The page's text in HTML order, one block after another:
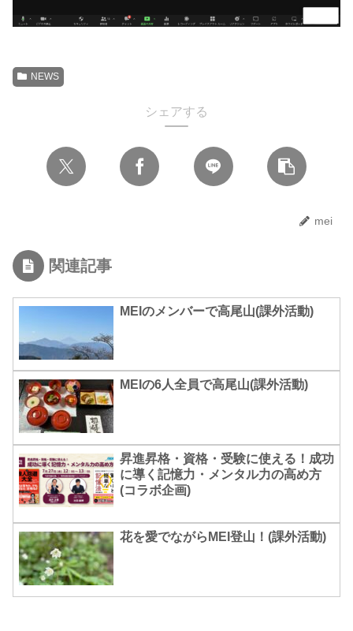
NEWS
シェアする
mei
関連記事
MEIのメンバーで高尾山(課外活動)
MEIの6人全員で高尾山(課外活動)
昇進昇格・資格・受験に使える！成功
に導く記憶力・メンタル力の高め方
(コラボ企画)
花を愛でながらMEI登山！(課外活動)